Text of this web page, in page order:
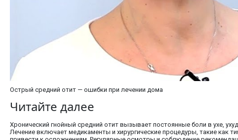
Острый средний отит — ошибки при лечении дома
Читайте далее
Хронический гнойный средний отит вызывает постоянные боли в ухе,
Лечение включает медикаменты и хирургические процедуры, такие как